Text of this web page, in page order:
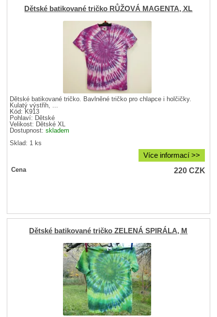
Dětské batikované tričko RŮŽOVÁ MAGENTA, XL
Dětské batikované tričko. Bavlněné tričko pro chlapce i holčičky.
Kulatý výstřih, ...
Kód: K913
Pohlaví: Dětské
Velikost: Dětské XL
Dostupnost:skladem
Sklad: 1 ks
Více informací >>
Cena 220CZK
Dětské batikované tričko ZELENÁ SPIRÁLA, M